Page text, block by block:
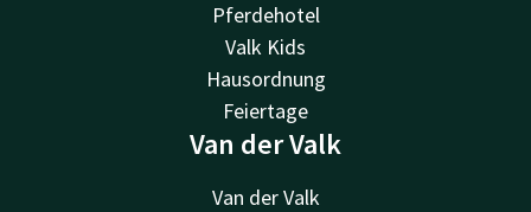
Pferdehotel
Valk Kids
Hausordnung
Feiertage
Van der Valk
Van der Valk